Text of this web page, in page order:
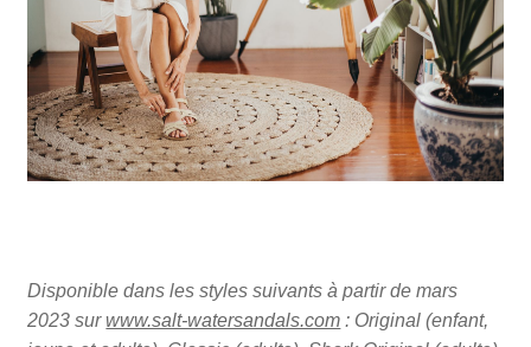
Disponible dans les styles suivants à partir de mars
2023 surwww.salt-watersandals.com : Original (enfant,